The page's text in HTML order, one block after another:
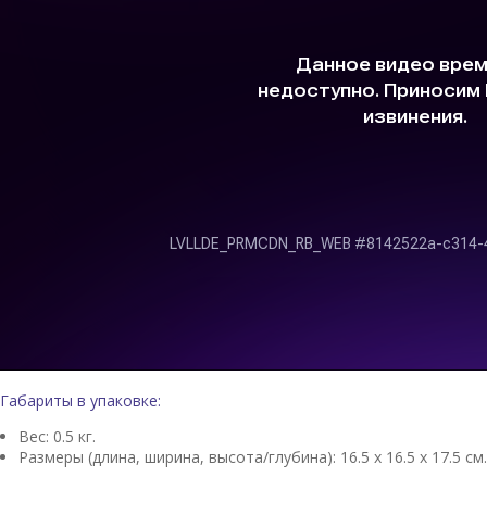
Габариты в упаковке:
Вес: 0.5 кг.
Размеры (длина, ширина, высота/глубина): 16.5 x 16.5 x 17.5 см.